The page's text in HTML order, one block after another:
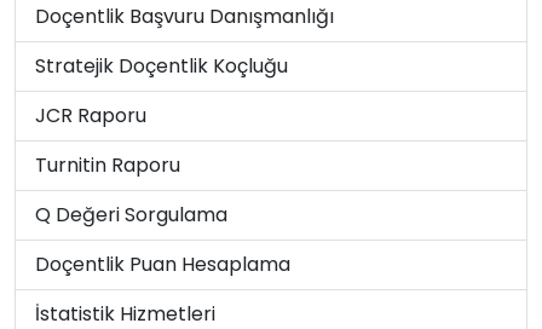
Doçentlik Başvuru Danışmanlığı
Stratejik Doçentlik Koçluğu
JCR Raporu
Turnitin Raporu
Q Değeri Sorgulama
Doçentlik Puan Hesaplama
İstatistik Hizmetleri